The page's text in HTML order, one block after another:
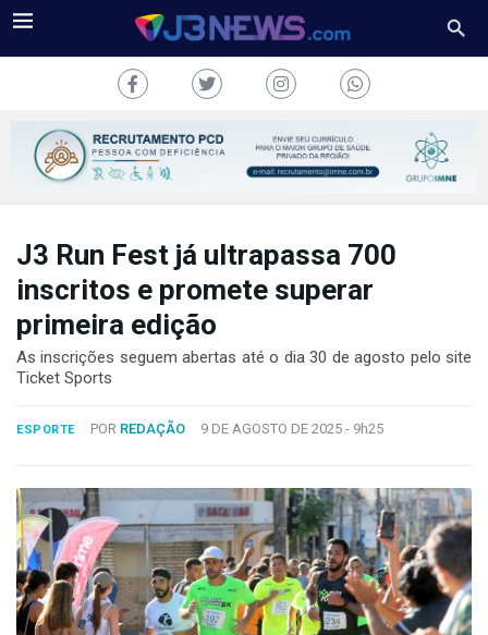
J3NEWS
COLUNAS
2024
Desenvolvido
por
Hesea
Tecnologia
Sistemas
J3 Run Fest já ultrapassa 700
inscritos e promete superar
primeira edição
As inscrições seguem abertas até o dia 30 de agosto pelo site
Ticket Sports
ESPORTE POR REDAÇÃO 9 DE AGOSTO DE 2025 - 9h25